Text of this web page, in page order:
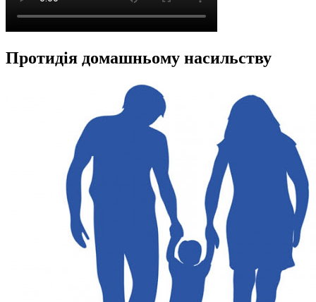
Протидія домашньому насильству